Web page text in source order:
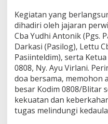
Kegiatan yang
dihadiri oleh jajaran
Cba Yudhi Antonik (Pgs.
Darkasi (Pasilog), Lettu
Pasiinteldim), serta Ketua
0808, Ny. Ayu Virlani.
doa bersama, memohon
besar Kodim 0808/Blitar
kekuatan dan
tugas melindungi